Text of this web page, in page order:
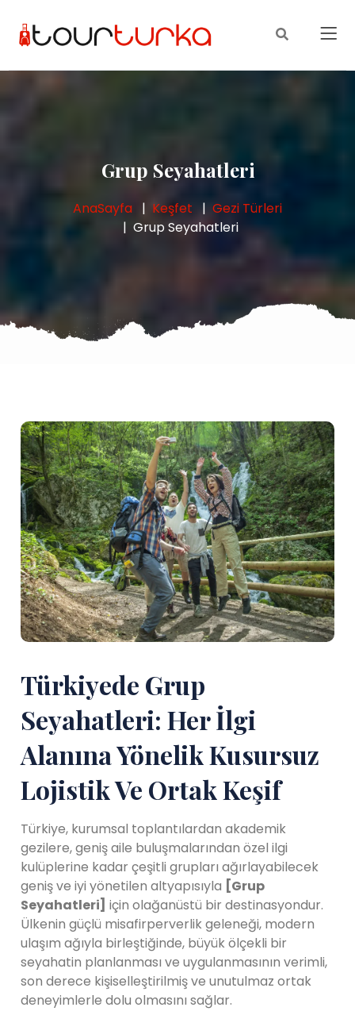
Grup Seyahatleri
AnaSayfa Keşfet
Gezi Türleri
Grup Seyahatleri
Türkiyede Grup
Seyahatleri: Her İlgi
Alanına Yönelik Kusursuz
Lojistik Ve Ortak Keşif
Türkiye, kurumsal toplantılardan akademik
gezilere, geniş aile buluşmalarından özel ilgi
kulüplerine kadar çeşitli grupları ağırlayabilecek
geniş ve iyi yönetilen altyapısıyla [Grup
Seyahatleri] için olağanüstü bir destinasyondur.
Ülkenin güçlü misafirperverlik geleneği, modern
ulaşım ağıyla birleştiğinde, büyük ölçekli bir
seyahatin planlanması ve uygulanmasının verimli,
son derece kişiselleştirilmiş ve unutulmaz ortak
deneyimlerle dolu olmasını sağlar.